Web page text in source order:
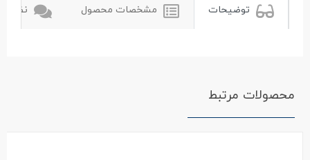
توضیحات مشخصات محصول نظرات
محصولات مرتبط